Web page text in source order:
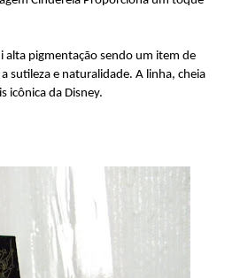
alta pigmentação sendo um item de
sutileza e naturalidade. A linha, cheia
icônica da Disney.